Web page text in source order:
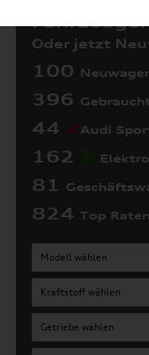
Fahrzeuge:
Oder jetzt
100
396
44 Audi
162
81
824 Top
Modell wählen
Kraftstoff wählen
Getriebe wählen